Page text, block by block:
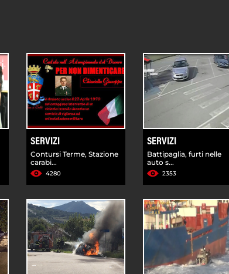
SERVIZI
Contursi Terme, Stazione
carabi...
4280
SERVIZI
Battipaglia, furti nelle
auto s...
2353